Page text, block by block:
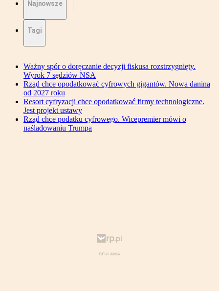
Najnowsze
Tagi
Ważny spór o doręczanie decyzji fiskusa rozstrzygnięty.
Wyrok 7 sędziów NSA
Rząd chce opodatkować cyfrowych gigantów. Nowa danina
od 2027 roku
Resort cyfryzacji chce opodatkować firmy technologiczne.
Jest projekt ustawy
Rząd chce podatku cyfrowego. Wicepremier mówi o
naśladowaniu Trumpa